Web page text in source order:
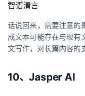
智谱清言
话说回来，需要注意的
成文本可能存在与现有
文写作，对长篇内容的
10、Jasper AI